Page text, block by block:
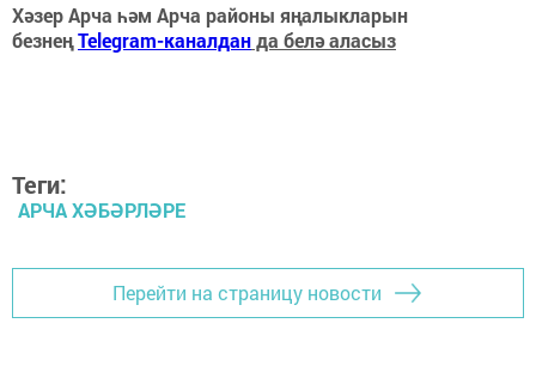
Хәзер Арча һәм Арча районы яңалыкларын
безнеңTelegram-каналданда белә аласыз
Теги:
АРЧА ХӘБӘРЛӘРЕ
Перейти на страницу новости